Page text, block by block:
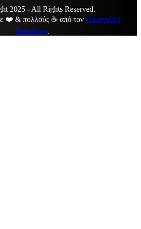
2025 - All Rights Reserved.
❤️ & πολλούς ☕ από τον Παναγιώτη
Σακαλάκη.